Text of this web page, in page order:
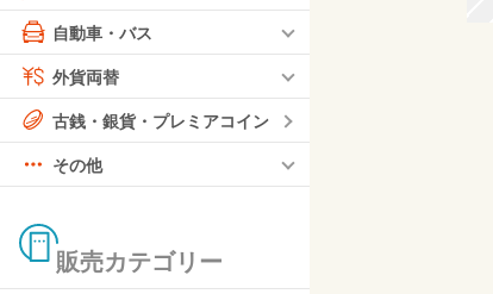
自動車・バス
外貨両替
古銭・銀貨・プレミアコイン
その他
販売カテゴリー